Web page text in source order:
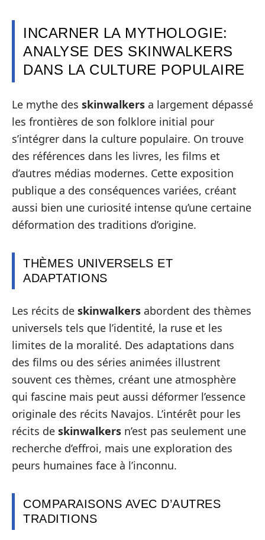
INCARNER LA MYTHOLOGIE:
ANALYSE DES SKINWALKERS
DANS LA CULTURE POPULAIRE
Le mythe des skinwalkers a largement dépassé
les frontières de son folklore initial pour
s’intégrer dans la culture populaire. On trouve
des références dans les livres, les films et
d’autres médias modernes. Cette exposition
publique a des conséquences variées, créant
aussi bien une curiosité intense qu’une certaine
déformation des traditions d’origine.
THÈMES UNIVERSELS ET
ADAPTATIONS
Les récits de skinwalkers abordent des thèmes
universels tels que l’identité, la ruse et les
limites de la moralité. Des adaptations dans
des films ou des séries animées illustrent
souvent ces thèmes, créant une atmosphère
qui fascine mais peut aussi déformer l’essence
originale des récits Navajos. L’intérêt pour les
récits de skinwalkers n’est pas seulement une
recherche d’effroi, mais une exploration des
peurs humaines face à l’inconnu.
COMPARAISONS AVEC D’AUTRES
TRADITIONS